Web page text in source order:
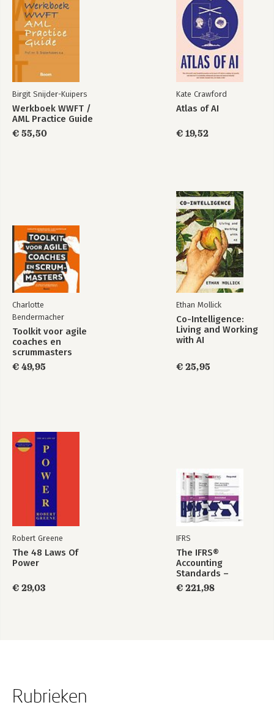
The Courage to Be
Disliked
Bekijk alle boeken
Bekijk alle boeken
Birgit Snijder-Kuipers
Werkboek WWFT /
AML Practice Guide
€ 55,50
Kate Crawford
Atlas of AI
€ 19,52
Charlotte
Bendermacher
Toolkit voor agile
coaches en
scrummasters
€ 49,95
Ethan Mollick
Co-Intelligence:
Living and Working
with AI
€ 25,95
Robert Greene
The 48 Laws Of
Power
€ 29,03
IFRS
The IFRS®
Accounting
Standards –
Required Annotated
1 January 2026
€ 221,98
Rubrieken